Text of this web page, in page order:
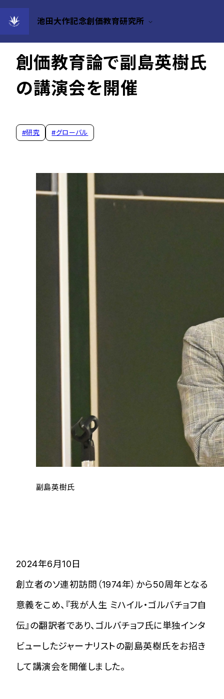
池田大作記念創価教育研究所
2024年06月14日
創価教育論で副島英樹氏
の講演会を開催
#研究 #グローバル
副島英樹氏
2024年6月10日
創立者のソ連初訪問（1974年）から50周年となる
意義をこめ、『我が人生 ミハイル・ゴルバチョフ自
伝』の翻訳者であり、ゴルバチョフ氏に単独インタ
ビューしたジャーナリストの副島英樹氏をお招き
して講演会を開催しました。